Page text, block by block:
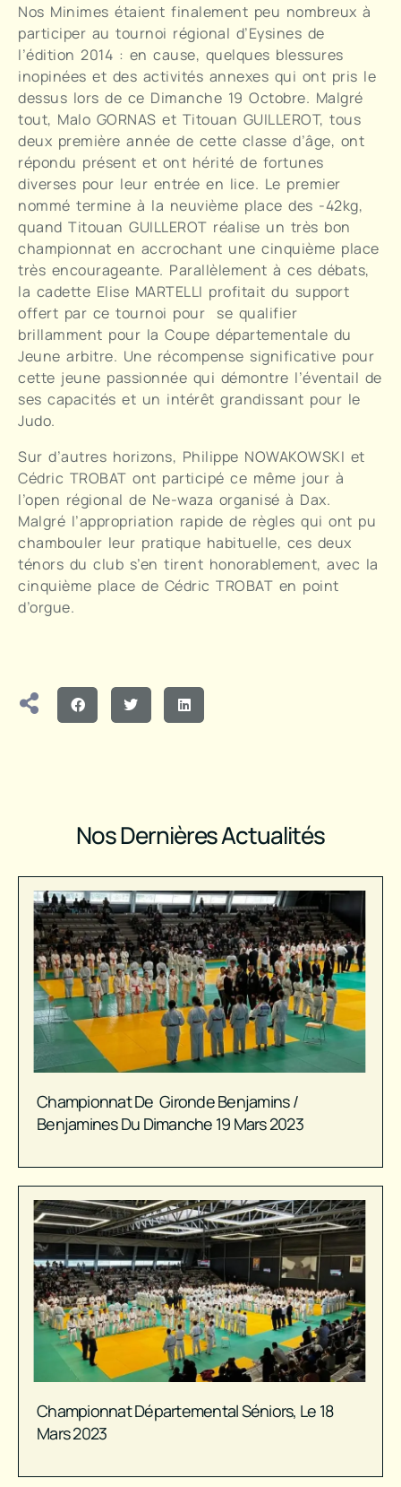
Nos Minimes étaient finalement peu nombreux à
participer au tournoi régional d’Eysines de
l’édition 2014 : en cause, quelques blessures
inopinées et des activités annexes qui ont pris le
dessus lors de ce Dimanche 19 Octobre. Malgré
tout, Malo GORNAS et Titouan GUILLEROT, tous
deux première année de cette classe d’âge, ont
répondu présent et ont hérité de fortunes
diverses pour leur entrée en lice. Le premier
nommé termine à la neuvième place des -42kg,
quand Titouan GUILLEROT réalise un très bon
championnat en accrochant une cinquième place
très encourageante. Parallèlement à ces débats,
la cadette Elise MARTELLI profitait du support
offert par ce tournoi pour se qualifier
brillamment pour la Coupe départementale du
Jeune arbitre. Une récompense significative pour
cette jeune passionnée qui démontre l’éventail de
ses capacités et un intérêt grandissant pour le
Judo.
Sur d’autres horizons, Philippe NOWAKOWSKI et
Cédric TROBAT ont participé ce même jour à
l’open régional de Ne-waza organisé à Dax.
Malgré l’appropriation rapide de règles qui ont pu
chambouler leur pratique habituelle, ces deux
ténors du club s’en tirent honorablement, avec la
cinquième place de Cédric TROBAT en point
d’orgue.
Nos Dernières Actualités
Championnat De Gironde Benjamins /
Benjamines Du Dimanche 19 Mars 2023
Championnat Départemental Séniors, Le 18
Mars 2023